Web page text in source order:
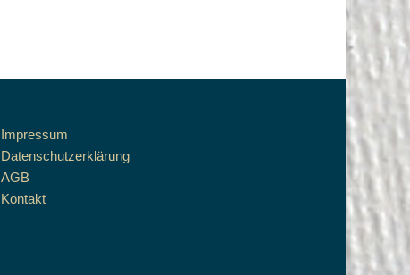
Impressum
Datenschutzerklärung
AGB
Kontakt